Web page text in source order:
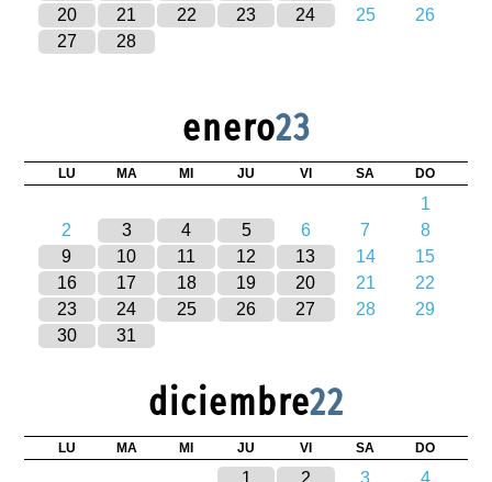
20
21 22 23 24 25
26
27
28
enero23
LU MA MI JU VI SA DO
1
2
3 4 5 6 7
8
9
10 11 12 13 14
15
16
17 18 19 20 21
22
23
24 25 26 27 28
29
30
31
diciembre22
LU MA MI JU VI SA DO